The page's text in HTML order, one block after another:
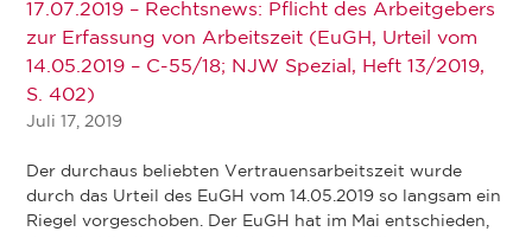
17.07.2019 – Rechtsnews: Pflicht des Arbeitgebers
zur Erfassung von Arbeitszeit (EuGH, Urteil vom
14.05.2019 – C-55/18; NJW Spezial, Heft 13/2019,
S. 402)
Juli 17, 2019
Der durchaus beliebten Vertrauensarbeitszeit wurde
durch das Urteil des EuGH vom 14.05.2019 so langsam ein
Riegel vorgeschoben. Der EuGH hat im Mai entschieden,